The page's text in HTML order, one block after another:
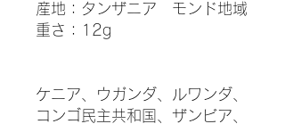
産地：タンザニア モンド地域
重さ：12g
ケニア、ウガンダ、ルワンダ、
コンゴ民主共和国、ザンビア、